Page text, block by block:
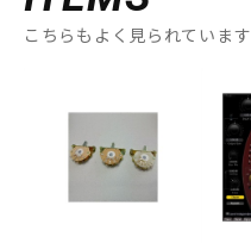
こちらもよく見られています